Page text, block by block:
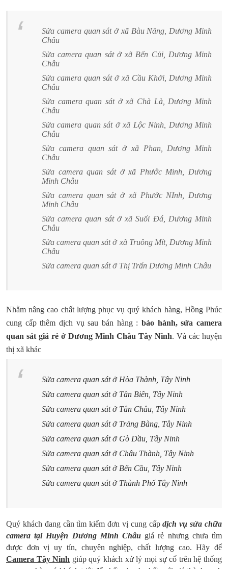
Sửa camera quan sát ở xã Bàu Năng, Dương Minh
Châu
Sửa camera quan sát ở xã Bến Củi, Dương Minh
Châu
Sửa camera quan sát ở xã Cầu Khởi, Dương Minh
Châu
Sửa camera quan sát ở xã Chà Là, Dương Minh
Châu
Sửa camera quan sát ở xã Lộc Ninh, Dương Minh
Châu
Sửa camera quan sát ở xã Phan, Dương Minh
Châu
Sửa camera quan sát ở xã Phước Minh, Dương
Minh Châu
Sửa camera quan sát ở xã Phước NInh, Dương
Minh Châu
Sửa camera quan sát ở xã Suối Đá, Dương Minh
Châu
Sửa camera quan sát ở xã Truông Mít, Dương Minh
Châu
Sửa camera quan sát ở Thị Trấn Dương Minh Châu
Nhằm nâng cao chất lượng phục vụ quý khách hàng, Hồng Phúc
cung cấp thêm dịch vụ sau bán hàng : bảo hành, sửa camera
quan sát giá rẻ ở Dương Minh Châu Tây Ninh. Và các huyện
thị xã khác
Sửa camera quan sát ở Hòa Thành, Tây Ninh
Sửa camera quan sát ở Tân Biên, Tây Ninh
Sửa camera quan sát ở Tân Châu, Tây Ninh
Sửa camera quan sát ở Trảng Bàng, Tây Ninh
Sửa camera quan sát ở Gò Dầu, Tây Ninh
Sửa camera quan sát ở Châu Thành, Tây Ninh
Sửa camera quan sát ở Bến Cầu, Tây Ninh
Sửa camera quan sát ở Thành Phố Tây Ninh
Quý khách đang cần tìm kiếm đơn vị cung cấpdịch vụ sửa chữa
camera tại Huyện Dương Minh Châu giá rẻ nhưng chưa tìm
được đơn vị uy tín, chuyên nghiệp, chất lượng cao. Hãy để
Camera Tây Ninh giúp quý khách xử lý mọi sự cố trên hệ thống